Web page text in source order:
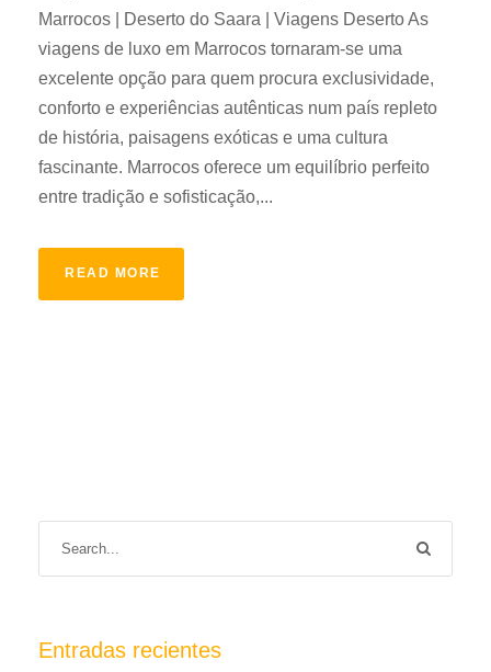
Marrocos | Deserto do Saara | Viagens Deserto As
viagens de luxo em Marrocos tornaram-se uma
excelente opção para quem procura exclusividade,
conforto e experiências autênticas num país repleto
de história, paisagens exóticas e uma cultura
fascinante. Marrocos oferece um equilíbrio perfeito
entre tradição e sofisticação,...
READ MORE
Entradas recientes